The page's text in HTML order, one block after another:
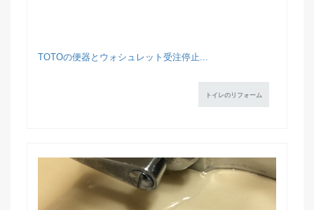
TOTOの便器とウォシュレット受注停止...
トイレのリフォーム